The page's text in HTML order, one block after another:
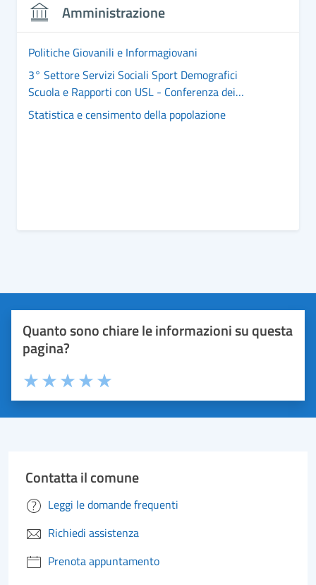
Amministrazione
Politiche Giovanili e Informagiovani
3° Settore Servizi Sociali Sport Demografici
Scuola e Rapporti con USL - Conferenza dei
Sindaci
Statistica e censimento della popolazione
Quanto sono chiare le informazioni su questa
pagina?
Valuta 5 stelle su 5
Valuta 4 stelle su 5
Valuta 3 stelle su 5
Valuta 2 stelle su 5
Valuta 1 stelle su 5
Contatta il comune
Leggi le domande frequenti
Richiedi assistenza
Prenota appuntamento